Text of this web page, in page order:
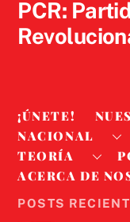
PCR:
¡ÚNETE!
NACIONAL
TEORÍA
ACERCA DE
POSTS